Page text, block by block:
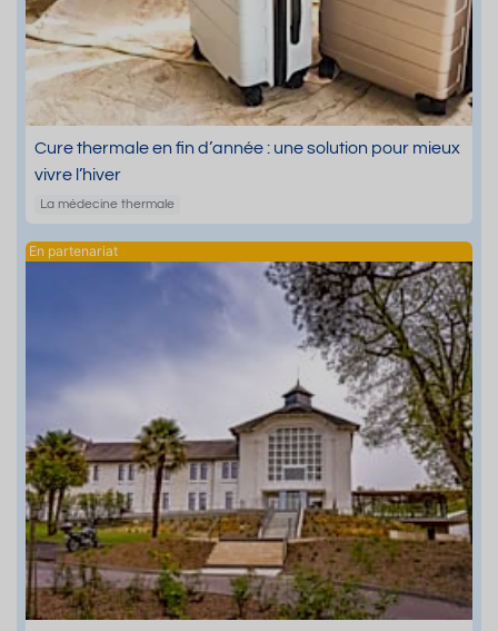
Cure thermale en fin d’année : une solution pour mieux
vivre l’hiver
La médecine thermale